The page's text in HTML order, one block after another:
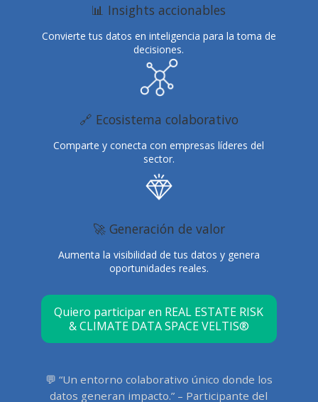
📊 Insights accionables
Convierte tus datos en inteligencia para la toma de
decisiones.
🔗 Ecosistema colaborativo
Comparte y conecta con empresas líderes del
sector.
🚀 Generación de valor
Aumenta la visibilidad de tus datos y genera
oportunidades reales.
Quiero participar en REAL ESTATE RISK
& CLIMATE DATA SPACE VELTIS®
💬 “Un entorno colaborativo único donde los
datos generan impacto.” – Participante del